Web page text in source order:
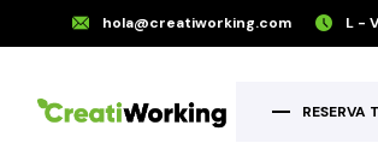
hola@creatiworking.com L -
RESERVA